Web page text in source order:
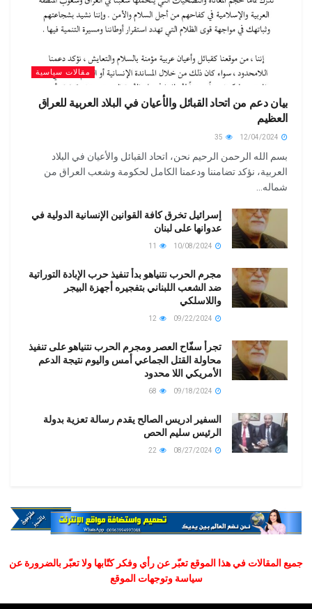
مقالات سياسية
بيان دعم من اتحاد القبائل والأعيان في البلاد العربية للعراق
العظيم
بسم الله الرحمن الرحيم نحن، اتحاد القبائل والأعيان في البلاد
العربية، نؤكد تضامننا ودعمنا الكامل لحكومة وشعب العراق من
شماله...
إسرائيل تخرق كافة القوانين الإنسانية الدولية في
عدوانها على لبنان
مجرم الحرب نتنياهو بدأ تنفيذ حرب الإبادة التوراتية
ضد الشعب اللبناني بتفجيره أجهزة البيجر
واللاسلكي
تجرأ سفّاح العصر ومجرم الحرب نتنياهو على تنفيذ
محاولة القتل الجماعي أمس واليوم نتيجة الدعم
الأمريكي اللا محدود
السفير ادريس الصالح يقدم رسالة تعزية بدولة
الرئيس سليم الحص
جميع المقالات في هذا الموقع تعبّر عن رأي وفكر كتّابها ولا تعبّر بالضرورة عن
سياسة وتوجهات الموقع